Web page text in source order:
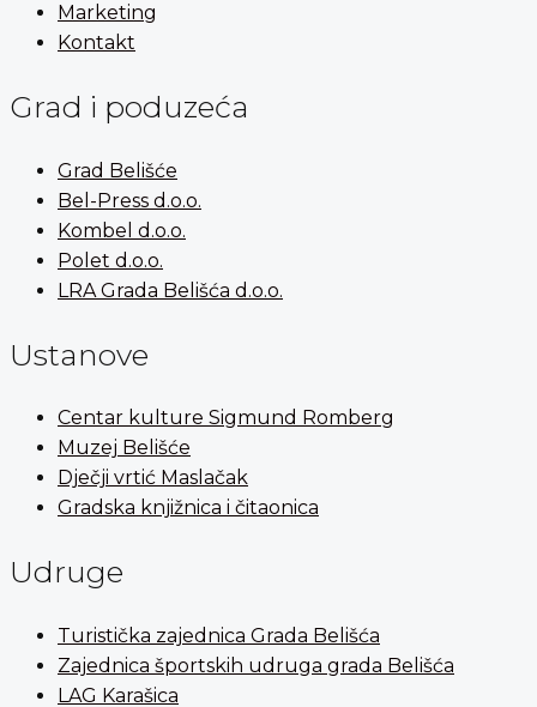
Marketing
Kontakt
Grad i poduzeća
Grad Belišće
Bel-Press d.o.o.
Kombel d.o.o.
Polet d.o.o.
LRA Grada Belišća d.o.o.
Ustanove
Centar kulture Sigmund Romberg
Muzej Belišće
Dječji vrtić Maslačak
Gradska knjižnica i čitaonica
Udruge
Turistička zajednica Grada Belišća
Zajednica športskih udruga grada Belišća
LAG Karašica